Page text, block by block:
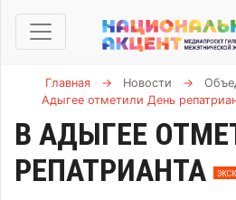
Главная → Новости →
Адыгее отметили День
В АДЫГЕЕ
РЕПАТРИАНТА